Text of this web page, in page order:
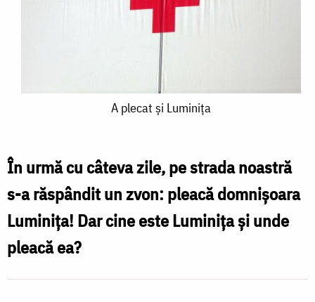
Luminiţa
A plecat şi Luminiţa
În urmă cu câteva zile, pe strada noastră
s-a răspândit un zvon: pleacă domnişoara
Luminiţa! Dar cine este Luminiţa şi unde
pleacă ea?